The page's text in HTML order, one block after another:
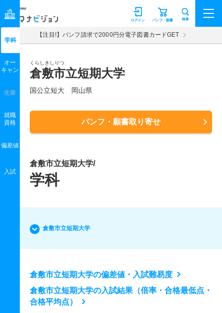
マナビジョン パンフ・願書
ログイン 検索
【注目!】パンフ請求で2000円分電子図書カードGET
くらしきしりつ
倉敷市立短期大学
国公立短大 岡山県
パンフ・願書取り寄せ
学科
オー
キャン
先輩
就職
資格
偏差値
入試
倉敷市立短期大学/
学科
倉敷市立短期大学
倉敷市立短期大学の偏差値・入試難易度
倉敷市立短期大学の入試結果（倍率・合格最低点・
合格平均点）